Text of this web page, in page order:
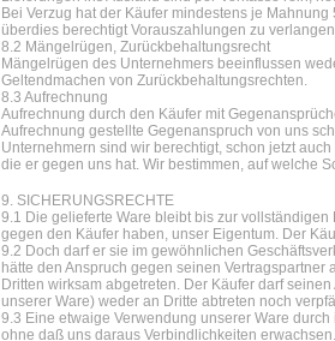
Bei Verzug hat der Käufer mindestens je
überdies berechtigt Vorauszahlungen zu
8.2 Mängelrügen, Zurückbehaltungsrecht
Mängelrügen des Unternehmers beeinflussen
Geltendmachen von Zurückbehaltungsrechten.
8.3 Aufrechnung
Aufrechnung durch den Käufer mit
Aufrechnung gestellte Gegenanspruch von uns
Unternehmern sind wir berechtigt, schon jetzt
die er gegen uns hat. Wir bestimmen, auf welche
9. SICHERUNGSRECHTE
9.1 Die gelieferte Ware bleibt bis zur
gegen den Käufer haben, unser Eigentum. Der
9.2 Doch darf er sie im gewöhnlichen
hätte den Anspruch gegen seinen
Dritten wirksam abgetreten. Der Käufer darf
unserer Ware) weder an Dritte abtreten noch
9.3 Eine etwaige Verwendung unserer Ware
ohne daß uns daraus Verbindlichkeiten